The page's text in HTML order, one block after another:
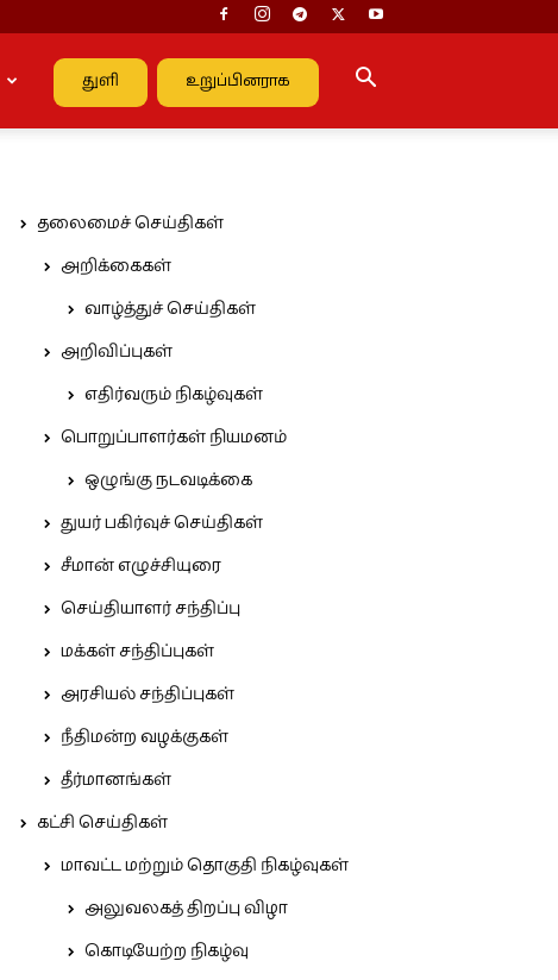
துளி உறுப்பினராக
தலைமைச் செய்திகள்
அறிக்கைகள்
வாழ்த்துச் செய்திகள்
அறிவிப்புகள்
எதிர்வரும் நிகழ்வுகள்
பொறுப்பாளர்கள் நியமனம்
ஒழுங்கு நடவடிக்கை
துயர் பகிர்வுச் செய்திகள்
சீமான் எழுச்சியுரை
செய்தியாளர் சந்திப்பு
மக்கள் சந்திப்புகள்
அரசியல் சந்திப்புகள்
நீதிமன்ற வழக்குகள்
தீர்மானங்கள்
கட்சி செய்திகள்
மாவட்ட மற்றும் தொகுதி நிகழ்வுகள்
அலுவலகத் திறப்பு விழா
கொடியேற்ற நிகழ்வு